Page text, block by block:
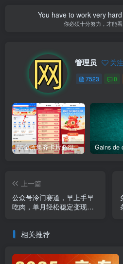
You have to work very
你必须十分努力，才能
管理员 关注
7523 0
陆金所集齐卡片必得6.6元红包
上一篇
公众号冷门赛道，早上手早
吃肉，单月轻松稳定变现
相关推荐